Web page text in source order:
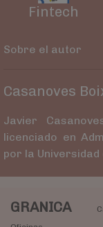
Fintech
Sobre el autor
Casanoves
Javier
licenciado en
por la Universidad
GRANICA